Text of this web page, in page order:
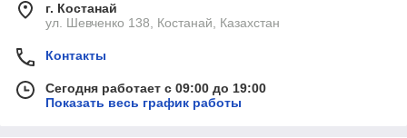
г. Костанай
ул. Шевченко 138, Костанай, Казахстан
Контакты
Сегодня работает с 09:00 до 19:00
Показать весь график работы